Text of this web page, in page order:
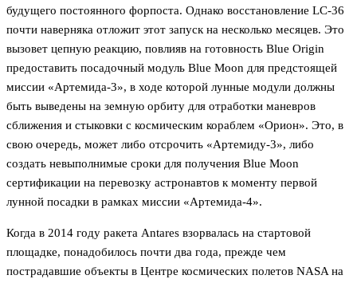
будущего постоянного форпоста. Однако восстановление LC-36
почти наверняка отложит этот запуск на несколько месяцев. Это
вызовет цепную реакцию, повлияв на готовность Blue Origin
предоставить посадочный модуль Blue Moon для предстоящей
миссии «Артемида-3», в ходе которой лунные модули должны
быть выведены на земную орбиту для отработки маневров
сближения и стыковки с космическим кораблем «Орион». Это, в
свою очередь, может либо отсрочить «Артемиду-3», либо
создать невыполнимые сроки для получения Blue Moon
сертификации на перевозку астронавтов к моменту первой
лунной посадки в рамках миссии «Артемида-4».
Когда в 2014 году ракета Antares взорвалась на стартовой
площадке, понадобилось почти два года, прежде чем
пострадавшие объекты в Центре космических полетов NASA на